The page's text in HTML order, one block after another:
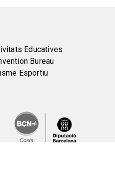
Educatives
Bureau
Esportiu